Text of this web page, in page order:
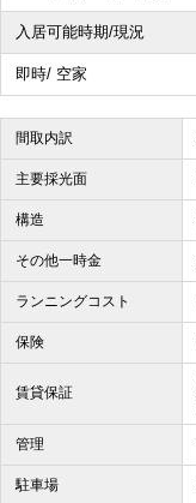
入居可能時期/現況
即時/ 空家
間取内訳
主要採光面
構造
その他一時金
ランニングコスト
保険
賃貸保証
管理
駐車場